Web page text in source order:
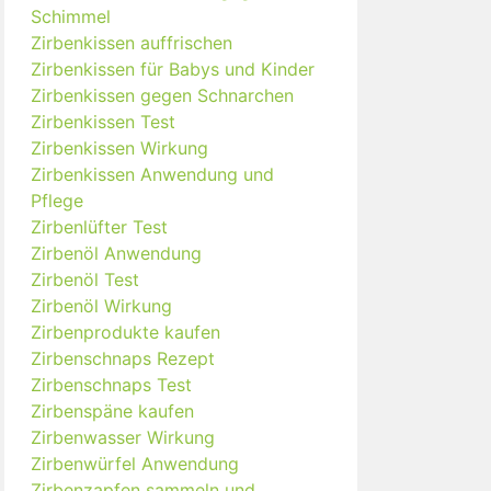
Schimmel
Zirbenkissen auffrischen
Zirbenkissen für Babys und Kinder
Zirbenkissen gegen Schnarchen
Zirbenkissen Test
Zirbenkissen Wirkung
Zirbenkissen Anwendung und
Pflege
Zirbenlüfter Test
Zirbenöl Anwendung
Zirbenöl Test
Zirbenöl Wirkung
Zirbenprodukte kaufen
Zirbenschnaps Rezept
Zirbenschnaps Test
Zirbenspäne kaufen
Zirbenwasser Wirkung
Zirbenwürfel Anwendung